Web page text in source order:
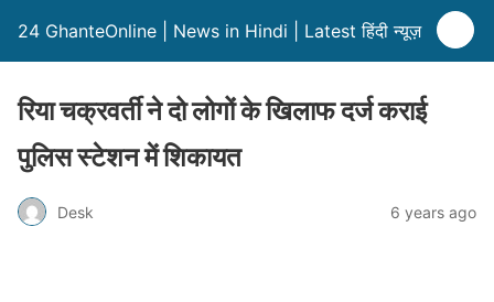
24 GhanteOnline | News in Hindi | Latest हिंदी न्यूज़
रिया चक्रवर्ती ने दो लोगों के खिलाफ दर्ज कराई
पुलिस स्टेशन में शिकायत
Desk 6 years ago